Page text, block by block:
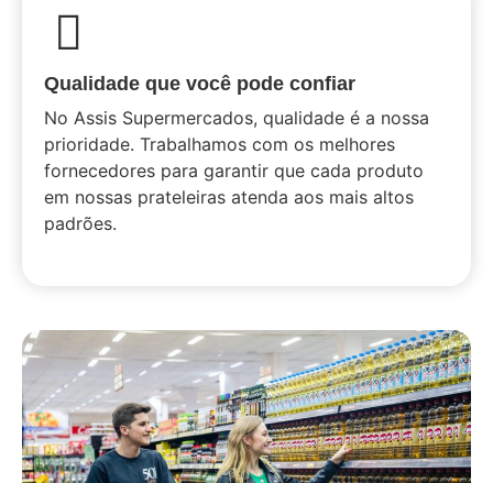
Qualidade que você pode confiar
No Assis Supermercados, qualidade é a nossa
prioridade. Trabalhamos com os melhores
fornecedores para garantir que cada produto
em nossas prateleiras atenda aos mais altos
padrões.